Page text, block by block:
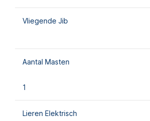
Vliegende Jib
Aantal Masten
1
Lieren Elektrisch